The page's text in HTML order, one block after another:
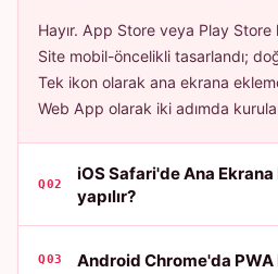
Hayır. App Store veya Play
Site mobil-öncelikli tasarlandı;
Tek ikon olarak ana ekrana
Web App olarak iki adımda
Q02
iOS Safari'de Ana Ekrana
yapılır?
Q03 Android Chrome'da PWA